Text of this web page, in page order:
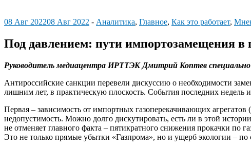
08 Авг 202208 Авг 2022 - Аналитика, Главное, Как это работает,
Под давлением: пути импортозамещения в
Руководитель медиацентра ИРТТЭК Дмитрий Коптев
Антироссийские санкции перевели дискуссию о необходимости
лишним лет, в практическую плоскость. События последних
Первая – зависимость от импортных газоперекачивающих
недопустимость. Можно долго дискутировать, есть ли в этой
не отменяет главного факта – пятикратного снижения прокачки
Это не только прямые убытки «Газпрома», но и ущерб экологии –